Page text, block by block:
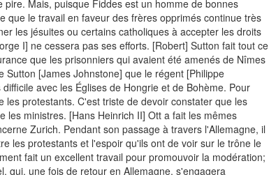
Mais, puisque Fiddes est un homme de bonnes
que le travail en faveur des frères opprimés continue très
les jésuites ou certains catholiques à accepter les droits
I] ne cessera pas ses efforts. [Robert] Sutton fait tout ce
que les prisonniers qui avaient été amenés de Nîmes
[James Johnstone] que le régent [Philippe
avec les Églises de Hongrie et de Bohème. Pour
protestants. C'est triste de devoir constater que les
les ministres. [Hans Heinrich II] Ott a fait les mêmes
Zurich. Pendant son passage à travers l'Allemagne, il
les protestants et l'espoir qu'ils ont de voir sur le trône le
fait un excellent travail pour promouvoir la modération;
qui, une fois de retour en Allemagne, s'engagera